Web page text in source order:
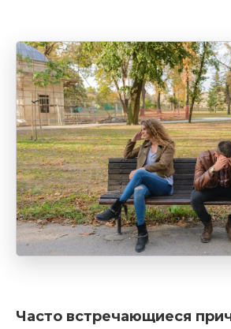
Часто встречающиеся